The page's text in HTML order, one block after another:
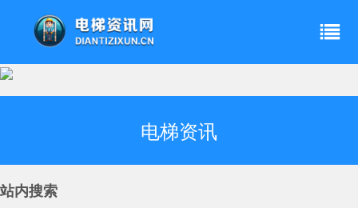
电梯资讯
站内搜索